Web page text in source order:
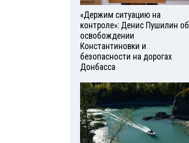
«Держим ситуацию на
контроле»: Денис Пушилин об
освобождении
Константиновки и
безопасности на дорогах
Донбасса